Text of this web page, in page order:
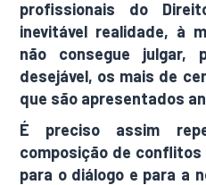
profissionais do
inevitável realidade, à
não consegue julgar,
desejável, os mais de
que são apresentados
É preciso assim
composição de
para o diálogo e para a